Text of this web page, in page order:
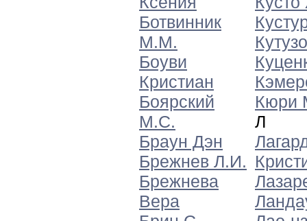
Ботвинник
М.М.
Боуви
Кристиан
Боярский
М.С.
Браун Дэн
Брежнев Л.И.
Брежнева
Вера
Кюри
Л